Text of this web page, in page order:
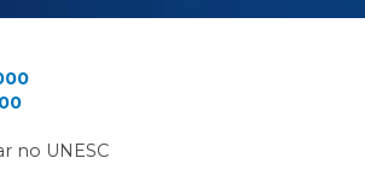
no UNESC